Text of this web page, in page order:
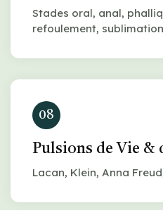
Stades oral, anal,
refoulement,
08
Pulsions de Vie &
Lacan, Klein, Anna